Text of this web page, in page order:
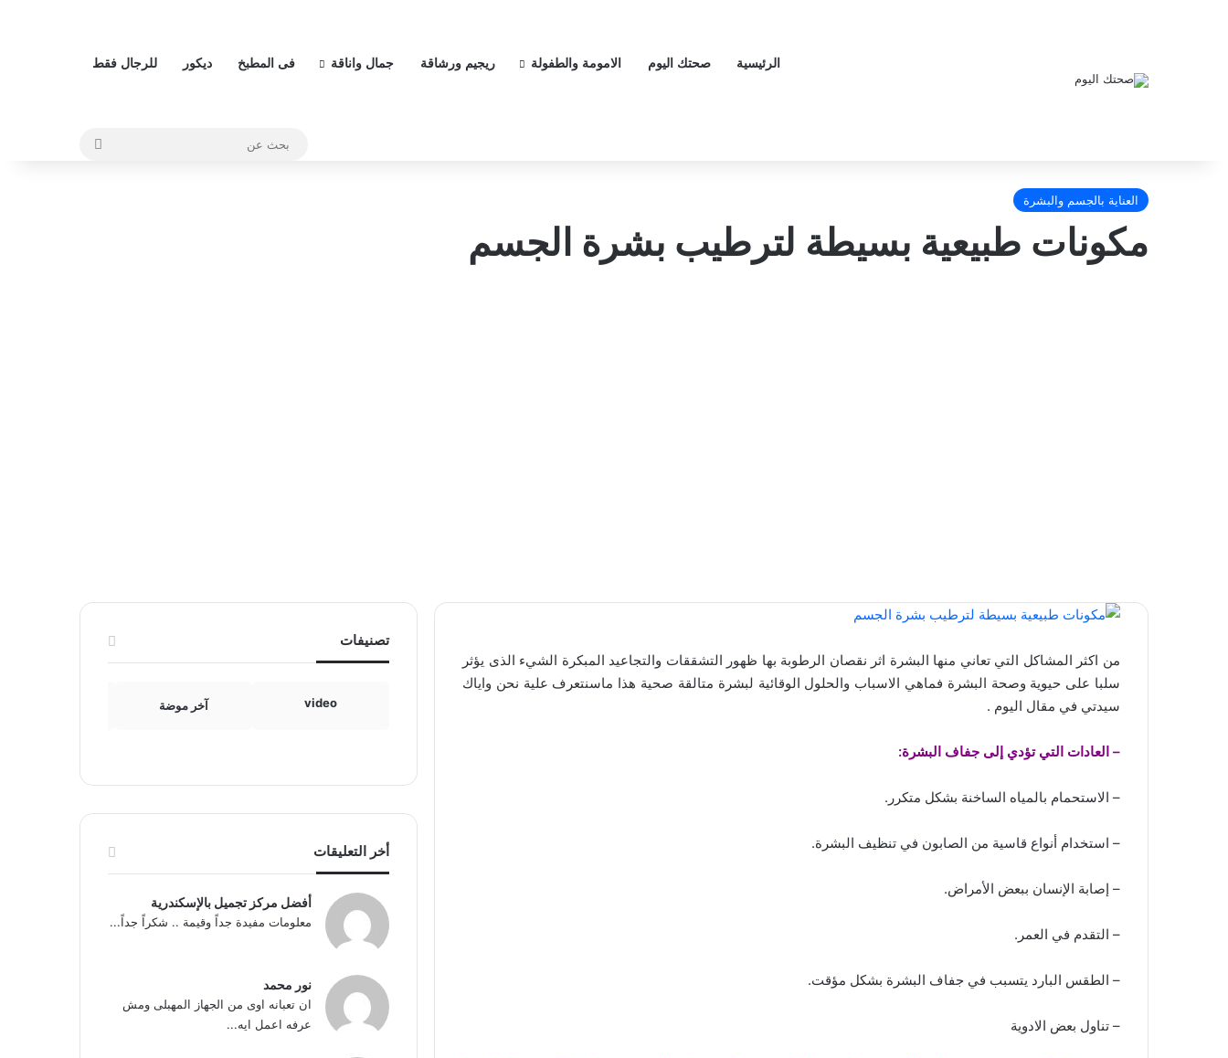
الرئيسية صحتك اليوم الامومة والطفولة ريجيم ورشاقة جمال واناقة فى المطبخ ديكور للرجال فقط
العناية بالجسم والبشرة
مكونات طبيعية بسيطة لترطيب بشرة الجسم
من اكثر المشاكل التي تعاني منها البشرة اثر نقصان الرطوبة بها ظهور التشققات والتجاعيد المبكرة الشيء الذى يؤثر
سلبا على حيوية وصحة البشرة فماهي الاسباب والحلول الوقائية لبشرة متالقة صحية هذا ماسنتعرف علية نحن واياك
سيدتي في مقال اليوم .
– العادات التي تؤدي إلى جفاف البشرة:
– الاستحمام بالمياه الساخنة بشكل متكرر.
– استخدام أنواع قاسية من الصابون في تنظيف البشرة.
– إصابة الإنسان ببعض الأمراض.
– التقدم في العمر.
– الطقس البارد يتسبب في جفاف البشرة بشكل مؤقت.
– تناول بعض الادوية
تصنيفات
video آخر موضة
أخر التعليقات
أفضل مركز تجميل بالإسكندرية
معلومات مفيدة جداً وقيمة .. شكراً جداً...
نور محمد
ان تعبانه اوى من الجهاز المهبلى ومش
عرفه اعمل ايه...